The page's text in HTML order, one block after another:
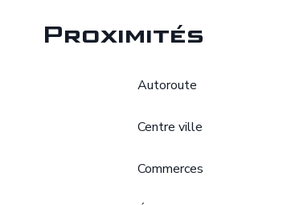
Proximités
Autoroute
Centre ville
Commerces